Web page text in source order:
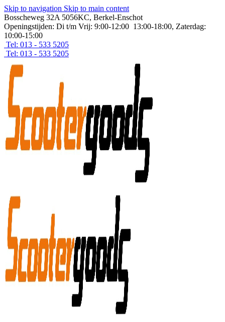
Skip to navigation Skip to main content
Bosscheweg 32A 5056KC, Berkel-Enschot
Openingstijden: Di t/m Vrij: 9:00-12:00 13:00-18:00, Zaterdag:
10:00-15:00
Tel: 013 - 533 5205
Tel: 013 - 533 5205